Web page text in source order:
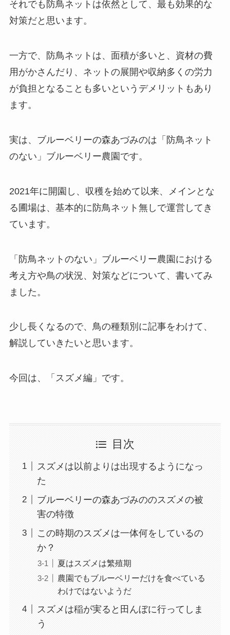
それでも防鳥ネットは依然として、最も効果的な
対策だと思います。
一方で、防鳥ネットは、面積が多いと、資材の費
用がかさんだり、ネットの展開や収納多くの労力
が負担となることも多いというデメリットもあり
ます。
実は、ブルーベリーの森あづみのは「防鳥ネット
のない」ブルーベリー農園です。
2021年に開園し、収穫を始めて以来、メインとな
る圃場は、基本的に防鳥ネット無しで運営してき
ています。
「防鳥ネットのない」ブルーベリー農園における
考え方や鳥の状況、対策などについて、書いてみ
ました。
少し長くなるので、鳥の種類別に記事をわけて、
解説していきたいと思います。
今回は、「スズメ編」です。
目次
スズメは以前よりは出現するようになっ
た
ブルーベリーの森あづみののスズメの被
害の特徴
この時期のスズメは一体何をしているの
か？
夏はスズメは繁殖期
農園でもブルーベリーだけを食べている
わけではないようだ
スズメは稲が実ると田んぼに行ってしま
う